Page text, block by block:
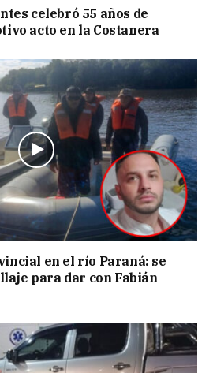
celebró 55 años de
acto en la Costanera
en el río Paraná: se
para dar con Fabián